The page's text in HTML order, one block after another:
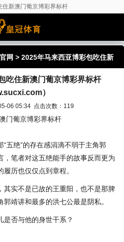
新澳门葡京博彩界标杆
网 > 2025年马来西亚博彩包吃住新
）
吃住新澳门葡京博彩界标杆
）
06 05:34 点击次数：119
门葡京博彩界标杆
“五绝”的存在感涓滴不弱于主角郭
，笔者对这五绝能手的故事反而更为
历也仅仅点到章程。
其实不是已故的王重阳，也不是那脾
靖讲和最多的洪七公最是阴私。
是否与他的身世干系？